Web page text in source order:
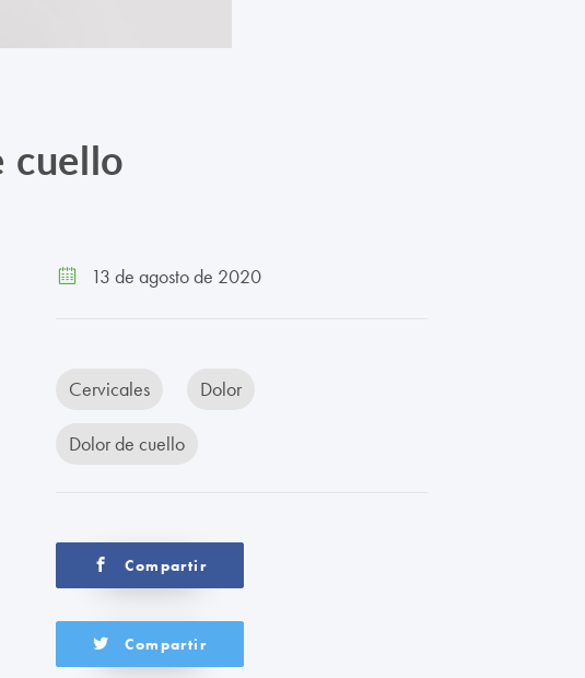
cuello
13 de agosto de 2020
Cervicales Dolor
Dolor de cuello
Compartir
Compartir